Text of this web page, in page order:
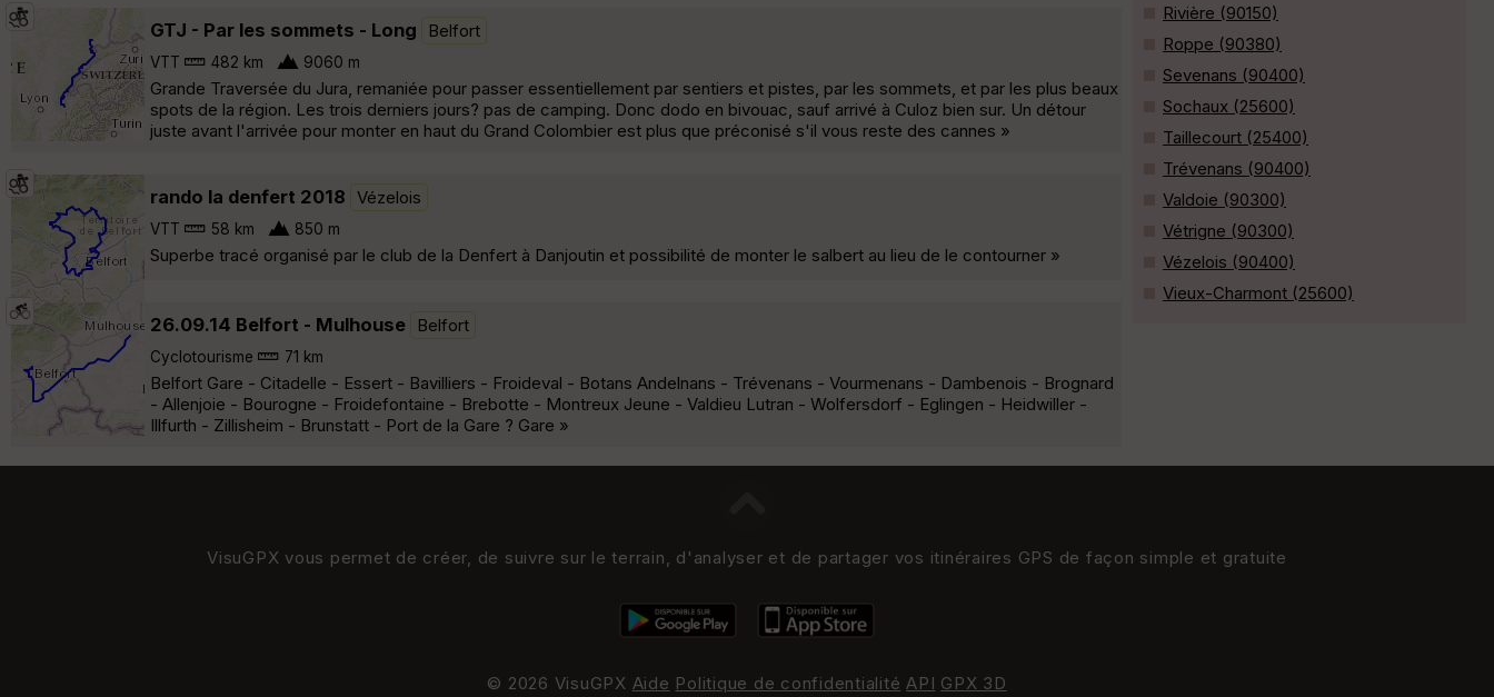
GTJ - Par les sommets - Long Belfort
VTT 482 km 9060 m
Grande Traversée du Jura, remaniée pour passer essentiellement par sentiers et pistes, par les sommets, et par les plus beaux
spots de la région. Les trois derniers jours? pas de camping. Donc dodo en bivouac, sauf arrivé à Culoz bien sur. Un détour
juste avant l'arrivée pour monter en haut du Grand Colombier est plus que préconisé s'il vous reste des cannes »
rando la denfert 2018 Vézelois
VTT 58 km 850 m
Superbe tracé organisé par le club de la Denfert à Danjoutin et possibilité de monter le salbert au lieu de le contourner »
26.09.14 Belfort - Mulhouse Belfort
Cyclotourisme 71 km
Belfort Gare - Citadelle - Essert - Bavilliers - Froideval - Botans Andelnans - Trévenans - Vourmenans - Dambenois - Brognard
- Allenjoie - Bourogne - Froidefontaine - Brebotte - Montreux Jeune - Valdieu Lutran - Wolfersdorf - Eglingen - Heidwiller -
Illfurth - Zillisheim - Brunstatt - Port de la Gare ? Gare »
Rivière (90150)
Roppe (90380)
Sevenans (90400)
Sochaux (25600)
Taillecourt (25400)
Trévenans (90400)
Valdoie (90300)
Vétrigne (90300)
Vézelois (90400)
Vieux-Charmont (25600)
VisuGPX vous permet de créer, de suivre sur le terrain, d'analyser et de partager vos itinéraires GPS de façon simple et gratuite
© 2026 VisuGPX Aide Politique de confidentialité API GPX 3D